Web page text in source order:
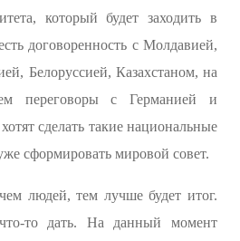
который будет заходить в
договоренность с Молдавией,
Белоруссией, Казахстаном, на
переговоры с Германией и
сделать такие национальные
сформировать мировой совет.
людей, тем лучше будет итог.
то дать. На данный момент